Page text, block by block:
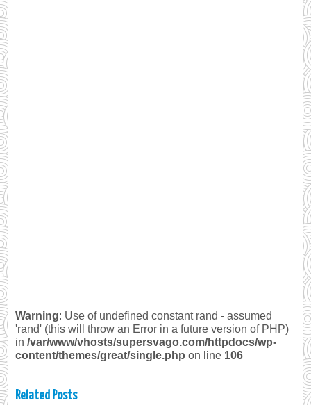
Warning: Use of undefined constant rand - assumed
'rand' (this will throw an Error in a future version of PHP)
in/var/www/vhosts/supersvago.com/httpdocs/wp-
content/themes/great/single.php on line 106
Related Posts